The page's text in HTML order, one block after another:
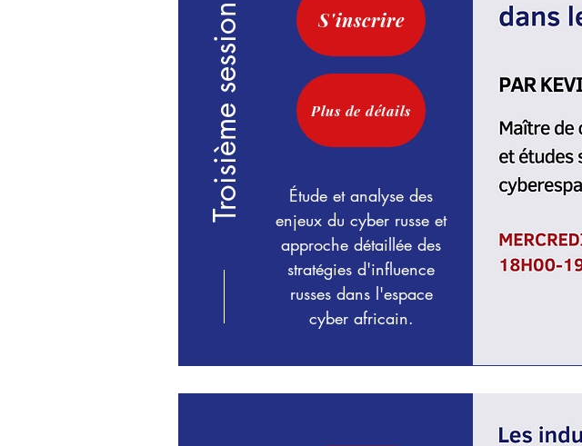
S'inscrire
Troisième session Plus de détails
Étude et analyse des
enjeux du cyber russe et
approche détaillée des
stratégies d'influence
russes dans l'espace
cyber africain.